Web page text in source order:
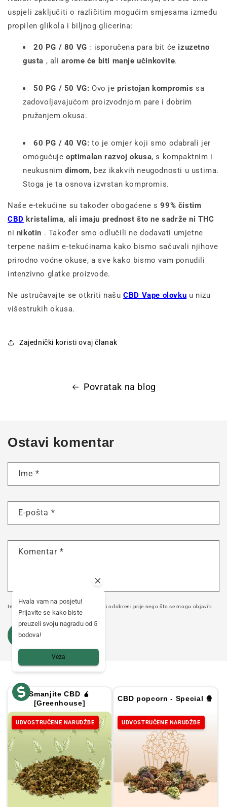
uspjeli zaključiti o različitim mogućim smjesama između
propilen glikola i biljnog glicerina:
20 PG / 80 VG : isporučena para bit će izuzetno
gusta , aliarome će biti manje učinkovite.
50 PG / 50 VG: Ovo jepristojan kompromis sa
zadovoljavajućom proizvodnjom pare i dobrim
pružanjem okusa.
60 PG / 40 VG: to je omjer koji smo odabrali jer
omogućuje optimalan razvoj okusa, s kompaktnim i
neukusnim dimom, bez ikakvih neugodnosti u ustima.
Stoga je ta osnova izvrstan kompromis.
Naše e-tekućine su također obogaćene s 99% čistim
CBD kristalima, ali imaju prednost što ne sadrže ni THC
ni nikotin . Također smo odlučili ne dodavati umjetne
terpene našim e-tekućinama kako bismo sačuvali njihove
prirodno voćne okuse, a sve kako bismo vam ponudili
intenzivno glatke proizvode.
Ne ustručavajte se otkriti našuCBD Vape olovku u nizu
višestrukih okusa.
Zajednički koristi ovaj članak
Povratak na blog
Ostavi komentar
Ime *
E-pošta *
Komentar *
Imajte na umu da komentari moraju biti odobreni prije nego što se mogu objaviti.
Smanjite CBD 🧉
[Greenhouse]
UDVOSTRUČENE NARUDŽBE
CBD popcorn - Special 🍿
UDVOSTRUČENE NARUDŽBE
Hvala vam na posjetu!
Prijavite se kako biste
preuzeli svoju nagradu od 5
bodova!
Veza